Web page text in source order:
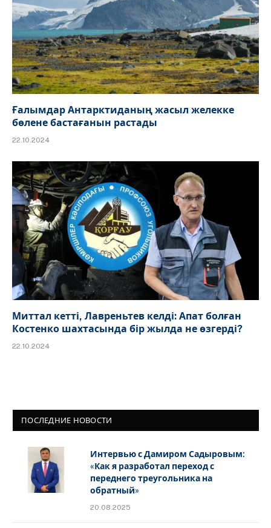
Ғалымдар Антарктиданың жасыл желекке
бөлене бастағанын растады
22.10.2024
Миттал кетті, Лавреньтев келді: Апат болған
Костенко шахтасында бір жылда не өзгерді?
22.10.2024
ПОСЛЕДНИЕ НОВОСТИ
Интервью с Дамиром Садыровым:
«Как я разработал переход с
переднего треугольника на
обратный»
20.08.2025